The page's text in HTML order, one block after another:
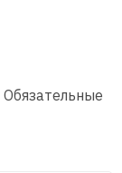
Обязательные